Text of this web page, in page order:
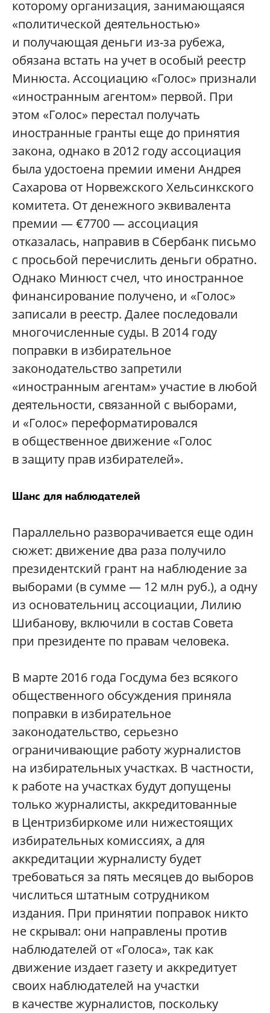
которому организация, занимающаяся
«политической деятельностью»
и получающая деньги из-за рубежа,
обязана встать на учет в особый реестр
Минюста. Ассоциацию «Голос» признали
«иностранным агентом» первой. При
этом «Голос» перестал получать
иностранные гранты еще до принятия
закона, однако в 2012 году ассоциация
была удостоена премии имени Андрея
Сахарова от Норвежского Хельсинкского
комитета. От денежного эквивалента
премии — €7700 — ассоциация
отказалась, направив в Сбербанк письмо
с просьбой перечислить деньги обратно.
Однако Минюст счел, что иностранное
финансирование получено, и «Голос»
записали в реестр. Далее последовали
многочисленные суды. В 2014 году
поправки в избирательное
законодательство запретили
«иностранным агентам» участие в любой
деятельности, связанной с выборами,
и «Голос» переформатировался
в общественное движение «Голос
в защиту прав избирателей».
Шанс для наблюдателей
Параллельно разворачивается еще один
сюжет: движение два раза получило
президентский грант на наблюдение за
выборами (в сумме — 12 млн руб.), а одну
из основательниц ассоциации, Лилию
Шибанову, включили в состав Совета
при президенте по правам человека.
В марте 2016 года Госдума без всякого
общественного обсуждения приняла
поправки в избирательное
законодательство, серьезно
ограничивающие работу журналистов
на избирательных участках. В частности,
к работе на участках будут допущены
только журналисты, аккредитованные
в Центризбиркоме или нижестоящих
избирательных комиссиях, а для
аккредитации журналисту будет
требоваться за пять месяцев до выборов
числиться штатным сотрудником
издания. При принятии поправок никто
не скрывал: они направлены против
наблюдателей от «Голоса», так как
движение издает газету и аккредитует
своих наблюдателей на участки
в качестве журналистов, поскольку